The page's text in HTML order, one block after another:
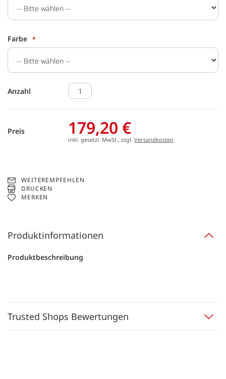
Farbe
Anzahl
Preis 179,20 €
inkl. gesetzl. MwSt., zzgl. Versandkosten
WEITEREMPFEHLEN
DRUCKEN
MERKEN
Produktinformationen
Produktbeschreibung
Trusted Shops Bewertungen